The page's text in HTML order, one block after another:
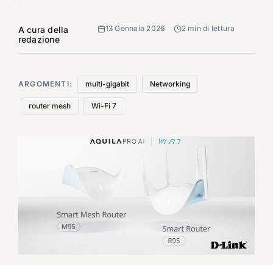
A cura della
redazione
13 Gennaio 2026 2 min di lettura
ARGOMENTI: multi-gigabit Networking
router mesh Wi-Fi 7